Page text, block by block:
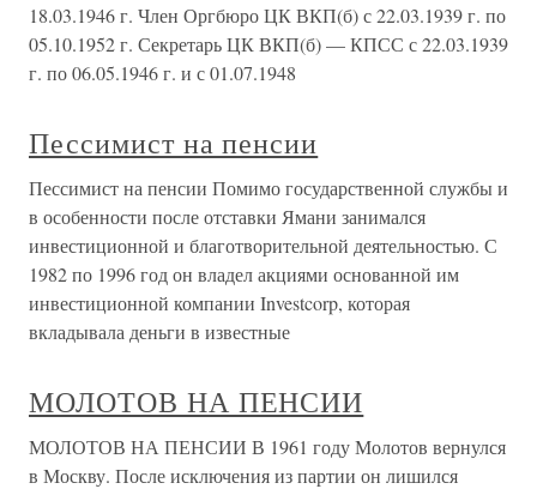
18.03.1946 г. Член Оргбюро ЦК ВКП(б) с 22.03.1939 г. по
05.10.1952 г. Секретарь ЦК ВКП(б) — КПСС с 22.03.1939
г. по 06.05.1946 г. и с 01.07.1948
Пессимист на пенсии
Пессимист на пенсии Помимо государственной службы и
в особенности после отставки Ямани занимался
инвестиционной и благотворительной деятельностью. С
1982 по 1996 год он владел акциями основанной им
инвестиционной компании Investcorp, которая
вкладывала деньги в известные
МОЛОТОВ НА ПЕНСИИ
МОЛОТОВ НА ПЕНСИИ В 1961 году Молотов вернулся
в Москву. После исключения из партии он лишился